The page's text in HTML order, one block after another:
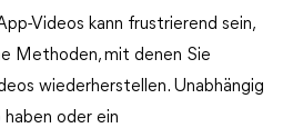
Videos kann frustrierend sein,
Methoden, mit denen Sie
wiederherstellen. Unabhängig
haben oder ein